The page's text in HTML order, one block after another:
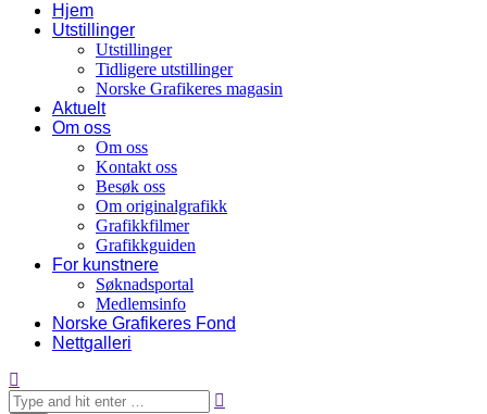
Hjem
Utstillinger
Utstillinger
Tidligere utstillinger
Norske Grafikeres magasin
Aktuelt
Om oss
Om oss
Kontakt oss
Besøk oss
Om originalgrafikk
Grafikkfilmer
Grafikkguiden
For kunstnere
Søknadsportal
Medlemsinfo
Norske Grafikeres Fond
Nettgalleri
Search: